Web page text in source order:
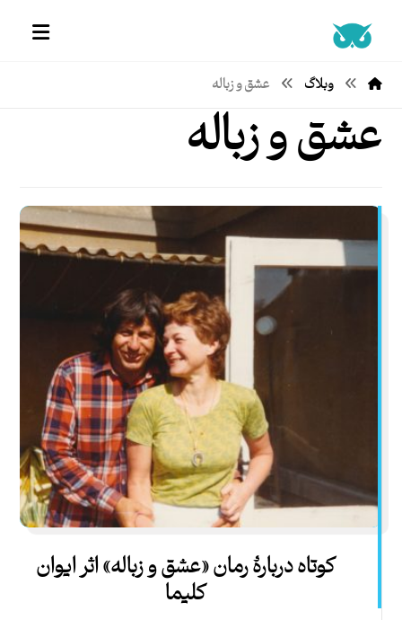
وبلاگ عشق و زباله
عشق و زباله
کوتاه دربارۀ رمان «عشق و زباله» اثر ایوان
کلیما